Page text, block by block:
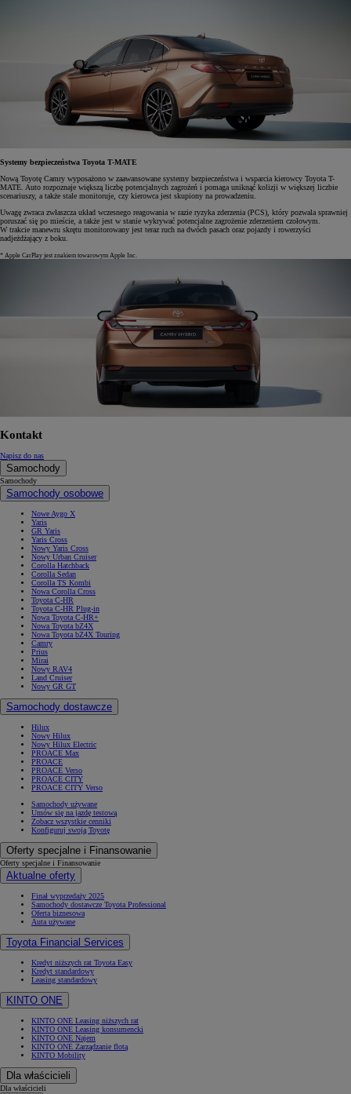
Systemy bezpieczeństwa Toyota T-MATE
Nową Toyotę Camry wyposażono w zaawansowane systemy bezpieczeństwa i wsparcia kierowcy Toyota T-
MATE. Auto rozpoznaje większą liczbę potencjalnych zagrożeń i pomaga uniknąć kolizji w większej liczbie
scenariuszy, a także stale monitoruje, czy kierowca jest skupiony na prowadzeniu.
Uwagę zwraca zwłaszcza układ wczesnego reagowania w razie ryzyka zderzenia (PCS), który pozwala sprawniej
poruszać się po mieście, a także jest w stanie wykrywać potencjalne zagrożenie zderzeniem czołowym.
W trakcie manewru skrętu monitorowany jest teraz ruch na dwóch pasach oraz pojazdy i rowerzyści
nadjeżdżający z boku.
* Apple CarPlay jest znakiem towarowym Apple Inc.
Kontakt
Napisz do nas
Samochody
Samochody
Samochody osobowe
Nowe Aygo X
Yaris
GR Yaris
Yaris Cross
Nowy Yaris Cross
Nowy Urban Cruiser
Corolla Hatchback
Corolla Sedan
Corolla TS Kombi
Nowa Corolla Cross
Toyota C-HR
Toyota C-HR Plug-in
Nowa Toyota C-HR+
Nowa Toyota bZ4X
Nowa Toyota bZ4X Touring
Camry
Prius
Mirai
Nowy RAV4
Land Cruiser
Nowy GR GT
Samochody dostawcze
Hilux
Nowy Hilux
Nowy Hilux Electric
PROACE Max
PROACE
PROACE Verso
PROACE CITY
PROACE CITY Verso
Samochody używane
Umów się na jazdę testową
Zobacz wszystkie cenniki
Konfiguruj swoją Toyotę
Oferty specjalne i Finansowanie
Oferty specjalne i Finansowanie
Aktualne oferty
Finał wyprzedaży 2025
Samochody dostawcze Toyota Professional
Oferta biznesowa
Auta używane
Toyota Financial Services
Kredyt niższych rat Toyota Easy
Kredyt standardowy
Leasing standardowy
KINTO ONE
KINTO ONE Leasing niższych rat
KINTO ONE Leasing konsumencki
KINTO ONE Najem
KINTO ONE Zarządzanie flotą
KINTO Mobility
Dla właścicieli
Dla właścicieli